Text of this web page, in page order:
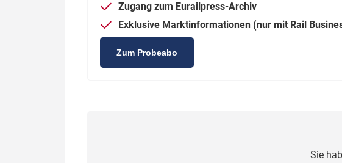
Stellwerksbesetzung
Zugang zum Eurailpress-Archiv
Exklusive Marktinformationen (nur mit Rail
Zum Probeabo
Sie